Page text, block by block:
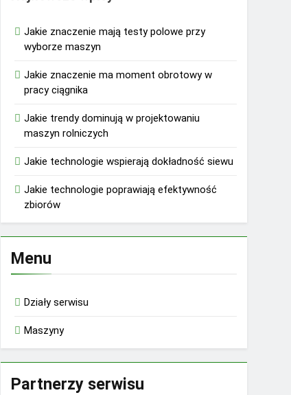
Jakie znaczenie mają testy polowe przy
wyborze maszyn
Jakie znaczenie ma moment obrotowy w
pracy ciągnika
Jakie trendy dominują w projektowaniu
maszyn rolniczych
Jakie technologie wspierają dokładność siewu
Jakie technologie poprawiają efektywność
zbiorów
Menu
Działy serwisu
Maszyny
Partnerzy serwisu